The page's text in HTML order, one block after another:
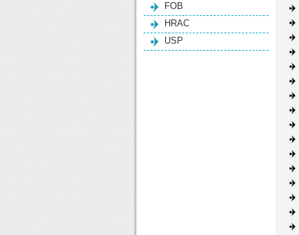
FOB
HRAC
USP